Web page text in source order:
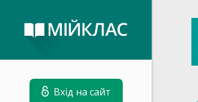
Вхід на сайт